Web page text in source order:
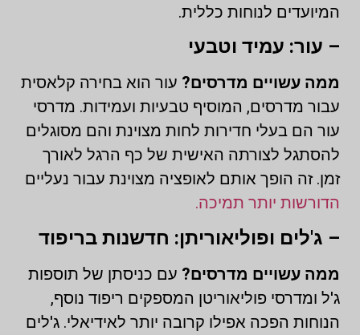
המיועדים לנוחות כללית.
– עור: עמיד וטבעי
ממה עשויים מדרסים? עור הוא בחירה קלאסית
עבור מדרסים, המוסיף טבעיות ועמידות. מדרסי
עור הם בעלי חדירות לחות מצוינת והם מסוגלים
להסתגל לצורתה האישית של כף הרגל לאורך
זמן. זה הופך אותם לאופציה מצוינת עבור נעליים
הדורשות יותר תמיכה.
– ג'לים ופוליאוריתן: חדשנות בריפוד
ממה עשויים מדרסים? עם כניסתן של תוספות
ג'ל ומדרסי פוליאוריטן המספקים ריפוד נוסף,
הנוחות הפכה אפילו קרובה יותר לאידיאלי. ג'לים